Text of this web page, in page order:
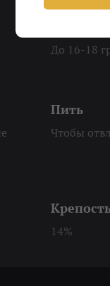
До 16-18
Пить
Чтобы
14%